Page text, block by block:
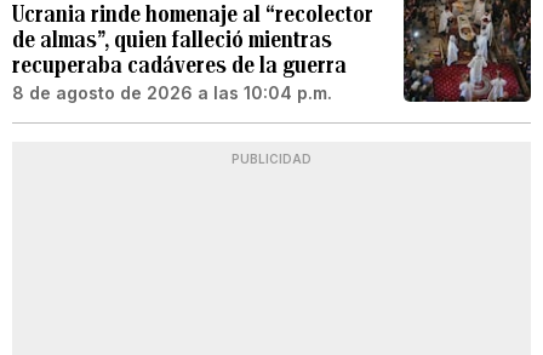
Ucrania rinde homenaje al “recolector
de almas”, quien falleció mientras
recuperaba cadáveres de la guerra
8 de agosto de 2026 a las 10:04 p.m.
PUBLICIDAD